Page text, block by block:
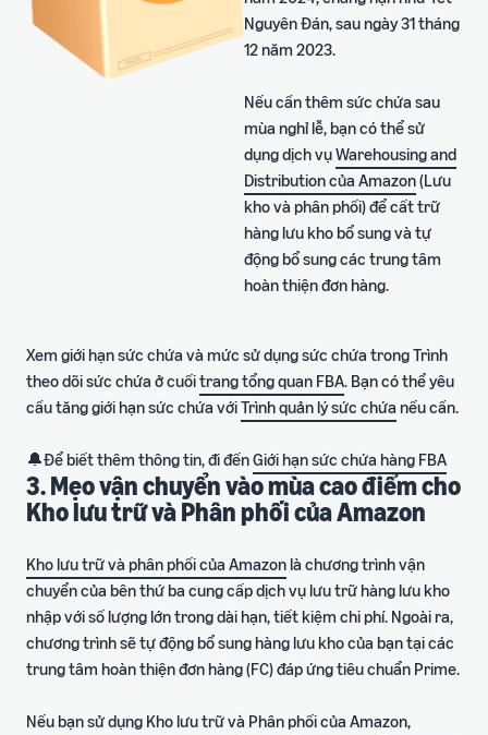
Nguyên Đán, sau ngày 31 tháng
12 năm 2023.
Nếu cần thêm sức chứa sau
mùa nghỉ lễ, bạn có thể sử
dụng dịch vụWarehousing and
Distribution của Amazon(Lưu
kho và phân phối) để cất trữ
hàng lưu kho bổ sung và tự
động bổ sung các trung tâm
hoàn thiện đơn hàng.
Xem giới hạn sức chứa và mức sử dụng sức chứa trong Trình
theo dõi sức chứa ở cuốitrang tổng quan FBA. Bạn có thể yêu
cầu tăng giới hạn sức chứa vớiTrình quản lý sức chứa nếu cần.
🔔Để biết thêm thông tin, đi đếnGiới hạn sức chứa hàng FBA
3. Mẹo vận chuyển vào mùa cao điểm cho
Kho lưu trữ và Phân phối của Amazon
Kho lưu trữ và phân phối của Amazonlà chương trình vận
chuyển của bên thứ ba cung cấp dịch vụ lưu trữ hàng lưu kho
nhập với số lượng lớn trong dài hạn, tiết kiệm chi phí. Ngoài ra,
chương trình sẽ tự động bổ sung hàng lưu kho của bạn tại các
trung tâm hoàn thiện đơn hàng (FC) đáp ứng tiêu chuẩn Prime.
Nếu bạn sử dụng Kho lưu trữ và Phân phối của Amazon,